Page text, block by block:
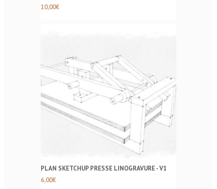
10,00€
PLAN SKETCHUP PRESSE LINOGRAVURE - V1
6,00€